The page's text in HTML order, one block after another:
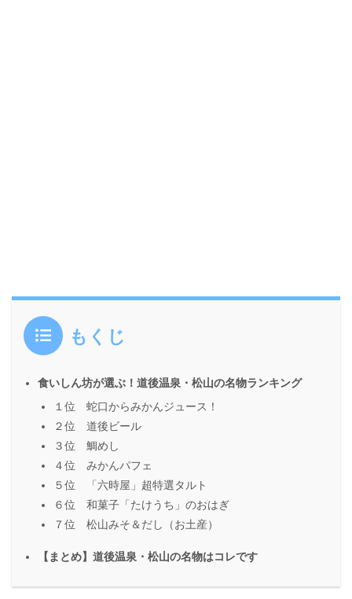
もくじ
食いしん坊が選ぶ！道後温泉・松山の名物ランキング
１位 蛇口からみかんジュース！
２位 道後ビール
３位 鯛めし
４位 みかんパフェ
５位 「六時屋」超特選タルト
６位 和菓子「たけうち」のおはぎ
７位 松山みそ＆だし（お土産）
【まとめ】道後温泉・松山の名物はコレです